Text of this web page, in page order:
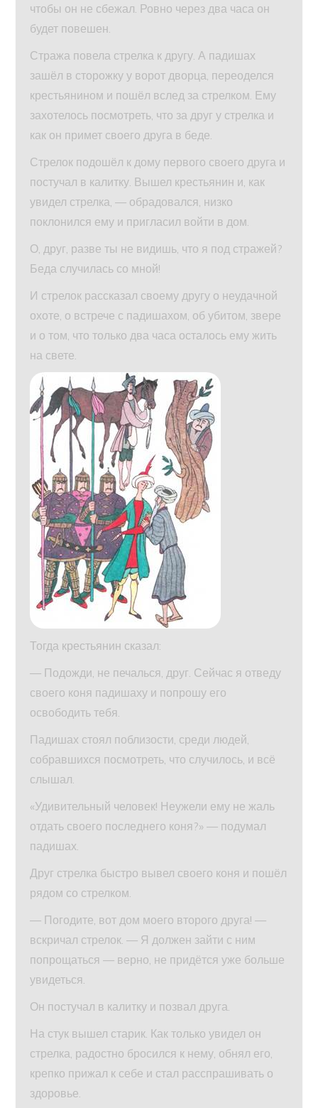
чтобы он не сбежал. Ровно через два часа он
будет повешен.
Стража повела стрелка к другу. А падишах
зашёл в сторожку у ворот дворца, переоделся
крестьянином и пошёл вслед за стрелком. Ему
захотелось посмотреть, что за друг у стрелка и
как он примет своего друга в беде.
Стрелок подошёл к дому первого своего друга и
постучал в калитку. Вышел крестьянин и, как
увидел стрелка, — обрадовался, низко
поклонился ему и пригласил войти в дом.
О, друг, разве ты не видишь, что я под стражей?
Беда случилась со мной!
И стрелок рассказал своему другу о неудачной
охоте, о встрече с падишахом, об убитом, звере
и о том, что только два часа осталось ему жить
на свете.
Тогда крестьянин сказал:
— Подожди, не печалься, друг. Сейчас я отведу
своего коня падишаху и попрошу его
освободить тебя.
Падишах стоял поблизости, среди людей,
собравшихся посмотреть, что случилось, и всё
слышал.
«Удивительный человек! Неужели ему не жаль
отдать своего последнего коня?» — подумал
падишах.
Друг стрелка быстро вывел своего коня и пошёл
рядом со стрелком.
— Погодите, вот дом моего второго друга! —
вскричал стрелок. — Я должен зайти с ним
попрощаться — верно, не придётся уже больше
увидеться.
Он постучал в калитку и позвал друга.
На стук вышел старик. Как только увидел он
стрелка, радостно бросился к нему, обнял его,
крепко прижал к себе и стал расспрашивать о
здоровье.